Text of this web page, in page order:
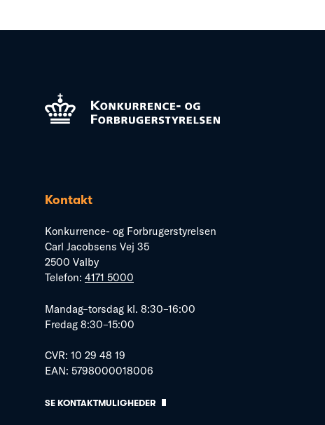
Kontakt
Konkurrence- og Forbrugerstyrelsen
Carl Jacobsens Vej 35
2500 Valby
Telefon: 4171 5000
Mandag–torsdag kl. 8:30–16:00
Fredag 8:30–15:00
CVR: 10 29 48 19
EAN: 5798000018006
SE KONTAKTMULIGHEDER